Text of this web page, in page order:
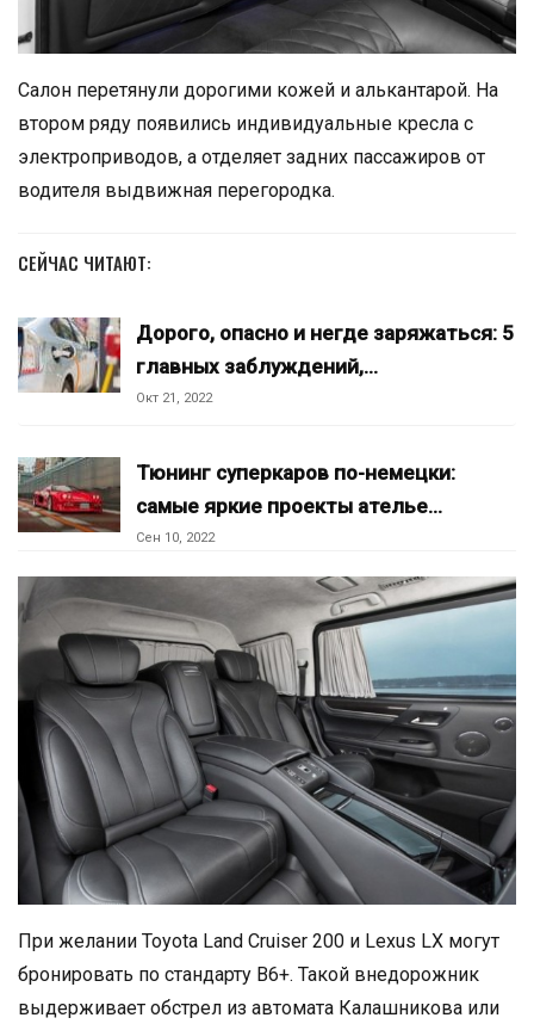
Салон перетянули дорогими кожей и алькантарой. На
втором ряду появились индивидуальные кресла с
электроприводов, а отделяет задних пассажиров от
водителя выдвижная перегородка.
СЕЙЧАС ЧИТАЮТ:
Дорого, опасно и негде заряжаться: 5
главных заблуждений,…
Окт 21, 2022
Тюнинг суперкаров по-немецки:
самые яркие проекты ателье…
Сен 10, 2022
При желании Toyota Land Cruiser 200 и Lexus LX могут
бронировать по стандарту В6+. Такой внедорожник
выдерживает обстрел из автомата Калашникова или